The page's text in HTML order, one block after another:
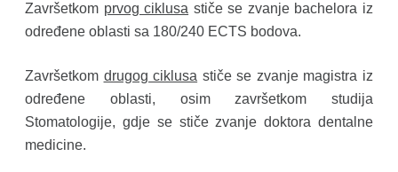
Završetkom prvog ciklusa stiče se zvanje bachelora iz
određene oblasti sa 180/240 ECTS bodova.
Završetkom drugog ciklusa stiče se zvanje magistra iz
određene oblasti, osim završetkom studija
Stomatologije, gdje se stiče zvanje doktora dentalne
medicine.